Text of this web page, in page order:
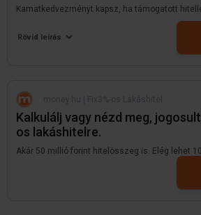
Kamatkedvezményt kapsz, ha támogatott
Rövid leírás
Kalkulálj vagy nézd meg,
os lakáshitelre.
Akár 50 millió forint hitelösszeg is. Elég lehet